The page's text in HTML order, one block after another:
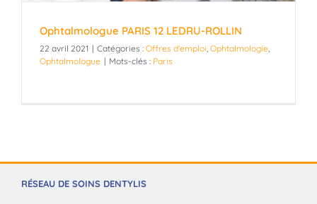
Ophtalmologue PARIS 12 LEDRU-ROLLIN
22 avril 2021 | Catégories : Offres d'emploi Ophtalmologie
Ophtalmologue | Mots-clés : Paris
RÉSEAU DE SOINS DENTYLIS